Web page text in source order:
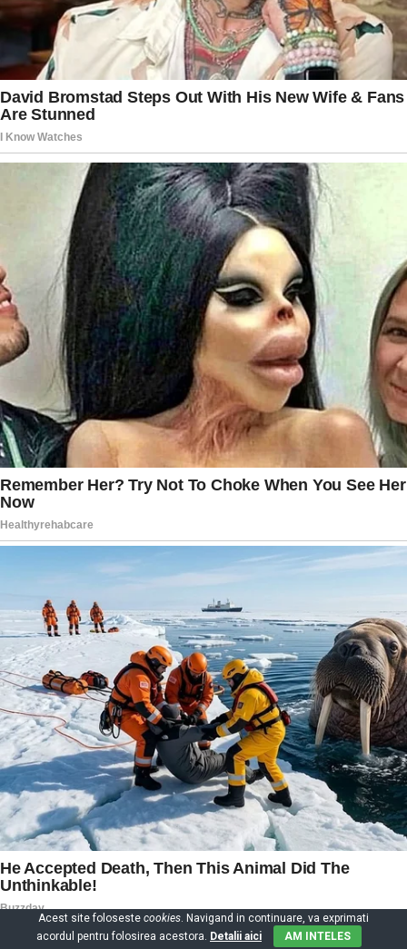
Acest site foloseste cookies. Navigand in continuare, va exprimati
acordul pentru folosirea acestora. Detalii aici AM INTELES